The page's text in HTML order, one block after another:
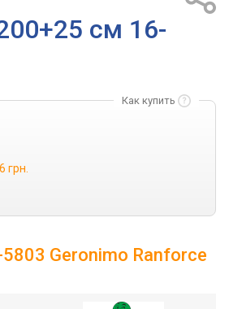
см 16-
Как купить
грн.
Geronimo Ranforce